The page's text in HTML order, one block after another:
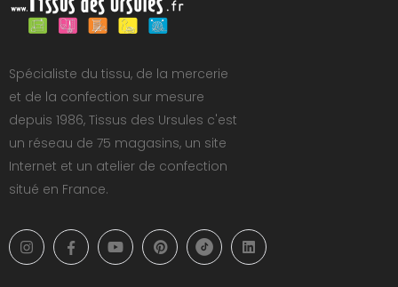
Spécialiste du tissu, de la mercerie
et de la confection sur mesure
depuis 1986, Tissus des Ursules c'est
un réseau de 75 magasins, un site
Internet et un atelier de confection
situé en France.